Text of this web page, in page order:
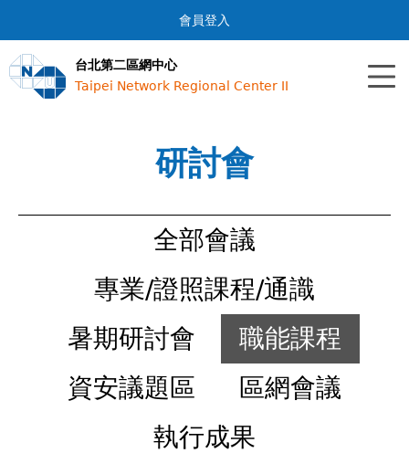
Jump to navigation
會員登入
台北第二區網中心
Taipei Network Regional Center II
研討會
全部會議
專業/證照課程/通識
暑期研討會
職能課程
資安議題區
區網會議
執行成果